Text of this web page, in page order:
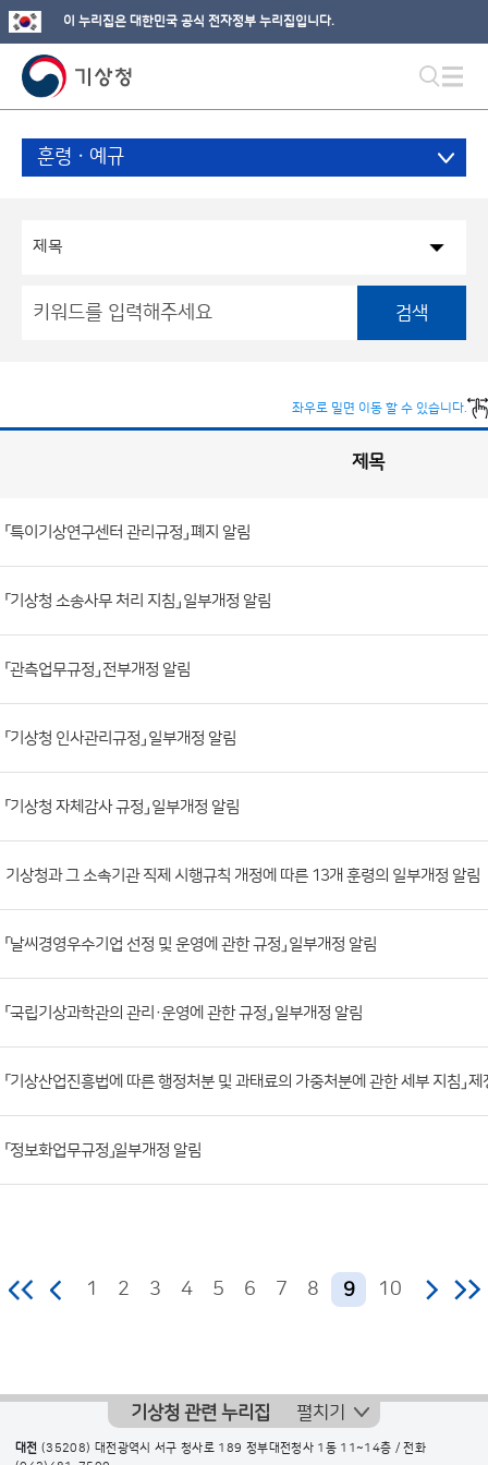
이 누리집은 대한민국 공식 전자정부 누리집입니다.
훈령ㆍ예규
검색
좌우로 밀면 이동 할 수 있습니다.
목
록
제
목,
등
부
부
파
일,
록
회
수)
제목
「특이기상연구센터 관리규정」 폐지 알림
「기상청 소송사무 처리 지침」 일부개정 알림
「관측업무규정」 전부개정 알림
「기상청 인사관리규정」 일부개정 알림
「기상청 자체감사 규정」 일부개정 알림
기상청과 그 소속기관 직제 시행규칙 개정에 따른 13개 훈령의 일부개정 알림
「날씨경영우수기업 선정 및 운영에 관한 규정」 일부개정 알림
「국립기상과학관의 관리·운영에 관한 규정」 일부개정 알림
「기상산업진흥법에 따른 행정처분 및 과태료의 가중처분에 관한 세부 지침」 제
「정보화업무규정」일부개정 알림
1 2 3 4 5 6 7 8 9 10
기상청 관련 누리집 펼치기
대전 (35208) 대전광역시 서구 청사로 189 정부대전청사 1동 11~14층 / 전화